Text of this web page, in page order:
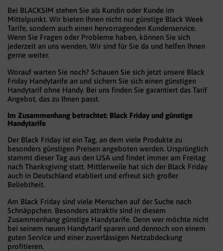
Bei BLACKSIM stehen Sie als Kundin oder Kunde im
Mittelpunkt. Wir bieten Ihnen nicht nur günstige Black Week
Tarife, sondern auch einen hervorragenden Kundenservice.
Wenn Sie Fragen oder Probleme haben, können Sie sich
jederzeit an uns wenden. Wir sind für Sie da und helfen Ihnen
gerne weiter.
Worauf warten Sie noch? Schauen Sie sich jetzt unsere Black
Friday Handytarife an und sichern Sie sich einen günstigen
Handytarif ohne Handy. Bei uns finden Sie garantiert das Tarif
Angebot, das zu Ihnen passt.
Im Zusammenhang betrachtet: Black Friday und günstige
Handytarife
Der Black Friday ist ein Tag, an dem viele Produkte zu
besonders günstigen Preisen angeboten werden. Ursprünglich
stammt dieser Tag aus den USA und findet immer am Freitag
nach Thanksgiving statt. Mittlerweile hat sich der Black Friday
auch in Deutschland etabliert und erfreut sich großer
Beliebtheit.
Am Black Friday sind viele Menschen auf der Suche nach
Schnäppchen. Besonders attraktiv sind in diesem
Zusammenhang günstige Handytarife. Denn wer möchte nicht
bei seinem neuen Handytarif sparen und dennoch von einem
guten Service und einer zuverlässigen Netzabdeckung
profitieren.